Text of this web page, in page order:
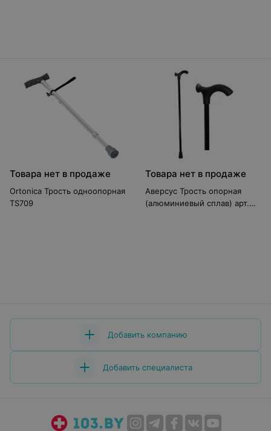
Товара нет в продаже
Ortonica Трость одноопорная
TS709
Товара нет в продаже
Аверсус Трость опорная
(алюминиевый сплав) арт.
Добавить компанию
Добавить специалиста